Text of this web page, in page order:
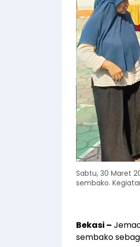
Sabtu, 30 Maret
sembako.
Bekasi –
sembako